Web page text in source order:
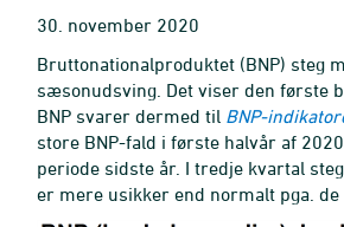
30. november 2020
Bruttonationalproduktet (BNP) steg
sæsonudsving. Det viser den første
BNP svarer dermed til BNP-
store BNP-fald i første halvår af
periode sidste år. I tredje kvartal
er mere usikker end normalt pga.